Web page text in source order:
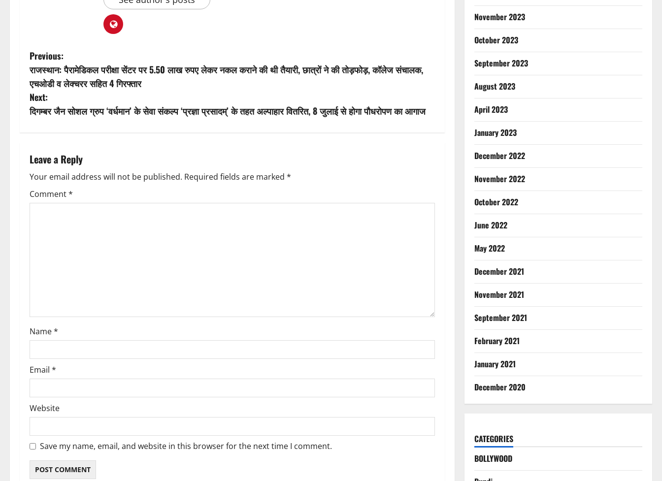
Previous:
राजस्थान: पैरामेडिकल परीक्षा सेंटर पर 5.50 लाख रुपए लेकर नकल कराने की थी तैयारी, छात्रों ने की तोड़फोड़, कॉलेज संचालक,
एचओडी व लेक्चरर सहित 4 गिरफ्तार
Next:
दिगम्बर जैन सोशल ग्रुप ‘वर्धमान’ के सेवा संकल्प ‘प्रज्ञा प्रसादम्’ के तहत अल्पाहार वितरित, 8 जुलाई से होगा पौधरोपण का आगाज
Leave a Reply
Your email address will not be published. Required fields are marked *
Comment*
Name*
Email *
Website
Save my name, email, and website in this browser for the next time I comment.
November 2023
October 2023
September 2023
August 2023
April 2023
January 2023
December 2022
November 2022
October 2022
June 2022
May 2022
December 2021
November 2021
September 2021
February 2021
January 2021
December 2020
CATEGORIES
BOLLYWOOD